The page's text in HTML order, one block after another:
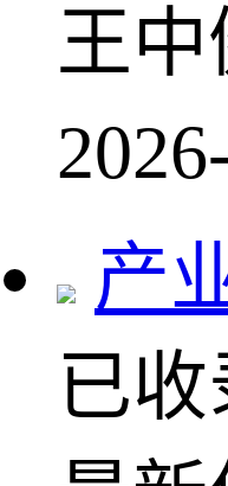
王中
产
已